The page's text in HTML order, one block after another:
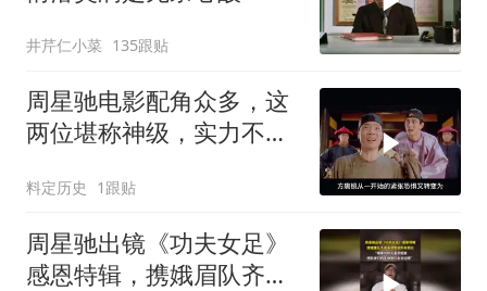
井芹仁小菜 135跟贴
周星驰电影配角众多，这
两位堪称神级，实力不容
料定历史 1跟贴
周星驰出镜《功夫女足》
感恩特辑，携娥眉队齐声